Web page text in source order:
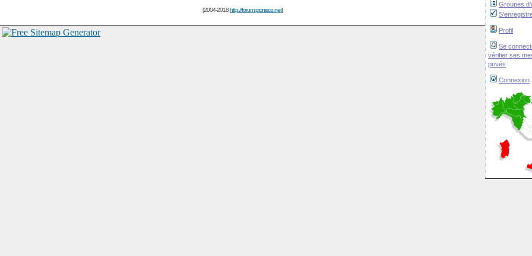
Groupes
Profil
Se
vérifier ses
privés
Connexion
[2004-2018http://forum.picinisco.net]